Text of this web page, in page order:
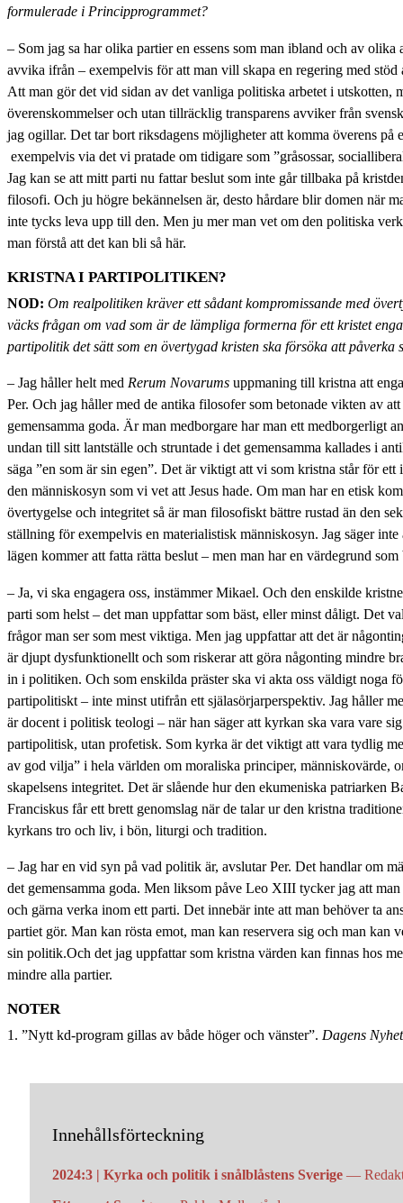
formulerade i Principprogrammet?
– Som jag sa har olika partier en essens som man ibland och av olika
avvika ifrån – exempelvis för att man vill skapa en regering med stöd
Att man gör det vid sidan av det vanliga politiska arbetet i utskotten,
överenskommelser och utan tillräcklig transparens avviker från
jag ogillar. Det tar bort riksdagens möjligheter att komma överens på
exempelvis via det vi pratade om tidigare som ”gråsossar,
Jag kan se att mitt parti nu fattar beslut som inte går tillbaka på
filosofi. Och ju högre bekännelsen är, desto hårdare blir domen när
inte tycks leva upp till den. Men ju mer man vet om den politiska
man förstå att det kan bli så här.
KRISTNA I PARTIPOLITIKEN?
NOD: Om realpolitiken kräver ett sådant kompromissande med
väcks frågan om vad som är de lämpliga formerna för ett kristet
partipolitik det sätt som en övertygad kristen ska försöka att påverka
– Jag håller helt med Rerum Novarums uppmaning till kristna att
Per. Och jag håller med de antika filosofer som betonade vikten av
gemensamma goda. Är man medborgare har man ett medborgerligt
undan till sitt lantställe och struntade i det gemensamma kallades i
säga ”en som är sin egen”. Det är viktigt att vi som kristna står för ett
den människosyn som vi vet att Jesus hade. Om man har en etisk
övertygelse och integritet så är man filosofiskt bättre rustad än den
ställning för exempelvis en materialistisk människosyn. Jag säger
lägen kommer att fatta rätta beslut – men man har en värdegrund som
– Ja, vi ska engagera oss, instämmer Mikael. Och den enskilde
parti som helst – det man uppfattar som bäst, eller minst dåligt. Det
frågor man ser som mest viktiga. Men jag uppfattar att det är
är djupt dysfunktionellt och som riskerar att göra någonting mindre
in i politiken. Och som enskilda präster ska vi akta oss väldigt noga
partipolitiskt – inte minst utifrån ett själasörjarperspektiv. Jag håller
är docent i politisk teologi – när han säger att kyrkan ska vara vare
partipolitisk, utan profetisk. Som kyrka är det viktigt att vara tydlig
av god vilja” i hela världen om moraliska principer, människovärde,
skapelsens integritet. Det är slående hur den ekumeniska patriarken
Franciskus får ett brett genomslag när de talar ur den kristna
kyrkans tro och liv, i bön, liturgi och tradition.
– Jag har en vid syn på vad politik är, avslutar Per. Det handlar om
det gemensamma goda. Men liksom påve Leo XIII tycker jag att
och gärna verka inom ett parti. Det innebär inte att man behöver ta
partiet gör. Man kan rösta emot, man kan reservera sig och man kan
sin politik.Och det jag uppfattar som kristna värden kan finnas hos
mindre alla partier.
NOTER
1. ”Nytt kd-program gillas av både höger och vänster”. Dagens
Innehållsförteckning
2024:3 | Kyrka och politik i snålblåstens Sverige—